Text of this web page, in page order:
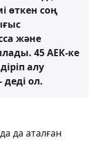
өткен соң
және
45 АЕК-ке
алу
ол.
да аталған